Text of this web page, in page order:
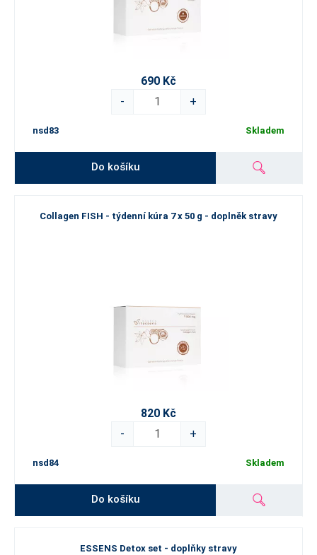
690 Kč
-
+
nsd83 Skladem
Do košíku
Collagen FISH - týdenní kúra 7 x 50 g - doplněk stravy
820 Kč
-
+
nsd84 Skladem
Do košíku
ESSENS Detox set - doplňky stravy